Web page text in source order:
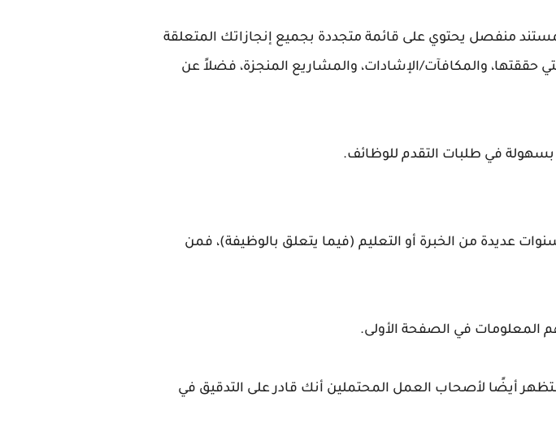
منفصل يحتوي على قائمة متجددة بجميع إنجازاتك المتعلقة
حققتها، والمكافآت/الإشادات، والمشاريع المنجزة، فضلاً عن
في طلبات التقدم للوظائف.
عديدة من الخبرة أو التعليم (فيما يتعلق بالوظيفة)، فمن
المعلومات في الصفحة الأولى.
أيضًا لأصحاب العمل المحتملين أنك قادر على التدقيق في